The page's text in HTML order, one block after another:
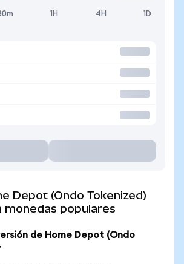
1H 4H 1D
Depot (Ondo Tokenized)
monedas populares
de Home Depot (Ondo